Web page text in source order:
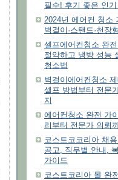
필수! 후기 좋은 인기
2024년 에어컨 청소
벽걸이·스탠드·천장
셀프에어컨청소 완
절약하고 냉방 성능
청소법
벽걸이에어컨청소
셀프 방법부터 전문
지
에어컨청소 완전 가
리부터 전문가 의뢰
코스트코코리아 채
공고, 직무별 안내,
가이드
코스트코리아 몰 완